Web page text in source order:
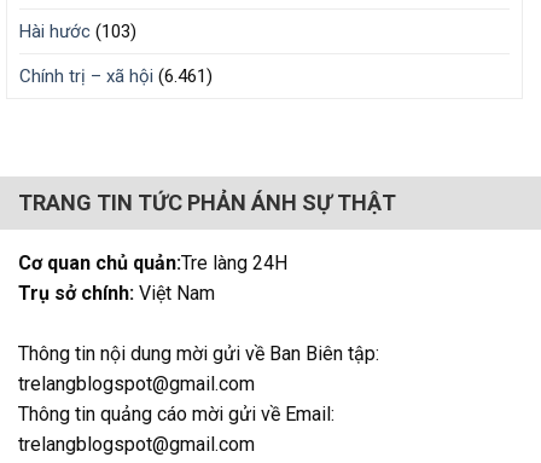
Hài hước (103)
Chính trị – xã hội (6.461)
TRANG TIN TỨC PHẢN ÁNH SỰ THẬT
Cơ quan chủ quản:Tre làng 24H
Trụ sở chính: Việt Nam
Thông tin nội dung mời gửi về Ban Biên tập:
trelangblogspot@gmail.com
Thông tin quảng cáo mời gửi về Email:
trelangblogspot@gmail.com